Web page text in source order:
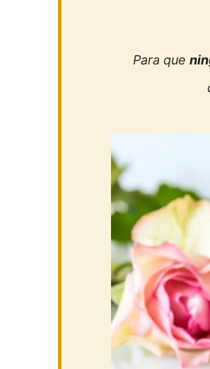
Para que